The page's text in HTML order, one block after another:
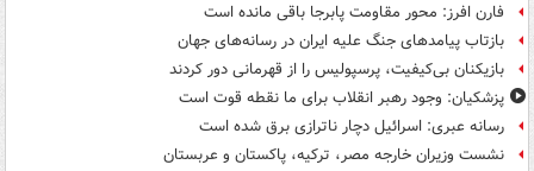
فارن افرز: محور مقاومت پابرجا باقی مانده است
بازتاب پیامدهای جنگ علیه ایران در رسانه‌های جهان
بازیکنان بی‌کیفیت، پرسپولیس را از قهرمانی دور کردند
پزشکیان: وجود رهبر انقلاب برای ما نقطه قوت است
رسانه عبری: اسرائیل دچار ناترازی برق شده است
نشست وزیران خارجه مصر، ترکیه، پاکستان و عربستان